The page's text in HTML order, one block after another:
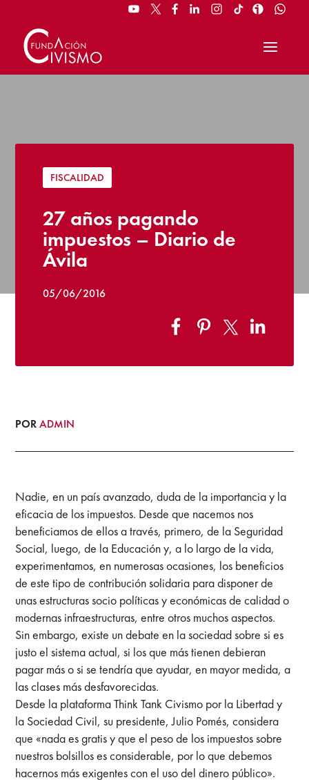
FISCALIDAD
27 años pagando
impuestos – Diario de
Ávila
05/06/2016
PORADMIN
Nadie, en un país avanzado, duda de la importancia y la
eficacia de los impuestos. Desde que nacemos nos
beneficiamos de ellos a través, primero, de la Seguridad
Social, luego, de la Educación y, a lo largo de la vida,
experimentamos, en numerosas ocasiones, los beneficios
de este tipo de contribución solidaria para disponer de
unas estructuras socio políticas y económicas de calidad o
modernas infraestructuras, entre otros muchos aspectos.
Sin embargo, existe un debate en la sociedad sobre si es
justo el sistema actual, si los que más tienen debieran
pagar más o si se tendría que ayudar, en mayor medida, a
las clases más desfavorecidas.
Desde la plataforma Think Tank Civismo por la Libertad y
la Sociedad Civil, su presidente, Julio Pomés, considera
que «nada es gratis y que el peso de los impuestos sobre
nuestros bolsillos es considerable, por lo que debemos
hacernos más exigentes con el uso del dinero público».